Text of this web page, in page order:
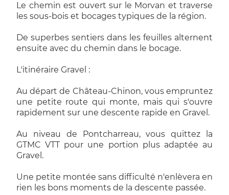
Le chemin est ouvert sur le Morvan et traverse
les sous-bois et bocages typiques de la région.
De superbes sentiers dans les feuilles alternent
ensuite avec du chemin dans le bocage.
L'itinéraire Gravel :
Au départ de Château-Chinon, vous empruntez
une petite route qui monte, mais qui s'ouvre
rapidement sur une descente rapide en Gravel.
Au niveau de Pontcharreau, vous quittez la
GTMC VTT pour une portion plus adaptée au
Gravel.
Une petite montée sans difficulté n'enlèvera en
rien les bons moments de la descente passée.